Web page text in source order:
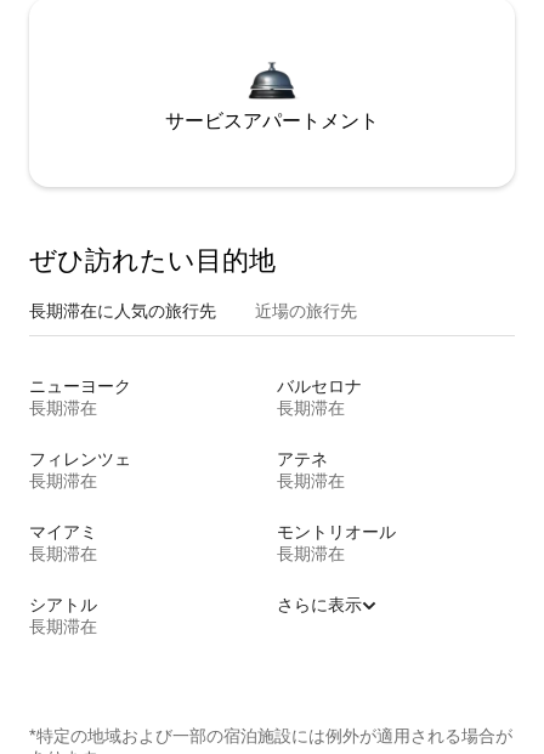
サービスアパートメント
ぜひ訪⁠れ⁠た⁠い目⁠的⁠地
長期滞在に人気の旅行先 近場の旅行先
ニューヨーク
長期滞在
バルセロナ
長期滞在
フィレンツェ
長期滞在
アテネ
長期滞在
マイアミ
長期滞在
モントリオール
長期滞在
シアトル
長期滞在
さらに表示
*特定の地域および一部の宿泊施設には例外が適用される場合が